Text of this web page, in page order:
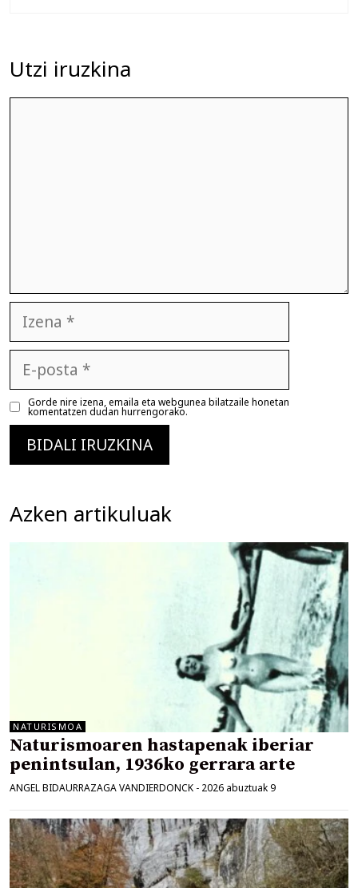
Utzi iruzkina
posta
Gorde nire izena, emaila eta webgunea bilatzaile honetan
komentatzen dudan hurrengorako.
Azken artikuluak
NATURISMOA
Naturismoaren hastapenak iberiar
penintsulan, 1936ko gerrara arte
ANGEL BIDAURRAZAGA VANDIERDONCK - 2026 abuztuak 9